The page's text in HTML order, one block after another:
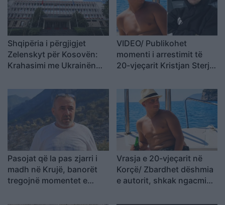
Shqipëria i përgjigjet
Zelenskyt për Kosovën:
Krahasimi me Ukrainën
VIDEO/ Publikohet
momenti i arrestimit të
20-vjeçarit Kristjan Sterjo,
Joan Zukos
Pasojat që la pas zjarri i
madh në Krujë, banorët
tregojnë momentet e
mbajtur vetë nën kontroll,
Vrasja e 20-vjeçarit në
Korçë/ Zbardhet dëshmia
e autorit, shkak ngacmimi